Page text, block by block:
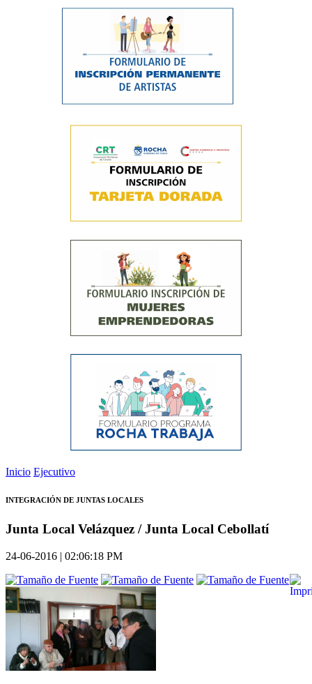
Inicio Ejecutivo
INTEGRACIÓN DE JUNTAS LOCALES
Junta Local Velázquez / Junta Local Cebollatí
24-06-2016 | 02:06:18 PM